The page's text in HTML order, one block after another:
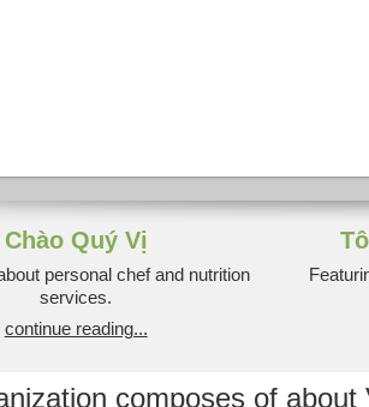
Chào Quý Vị
personal chef and nutrition
services.
continue reading...
composes of